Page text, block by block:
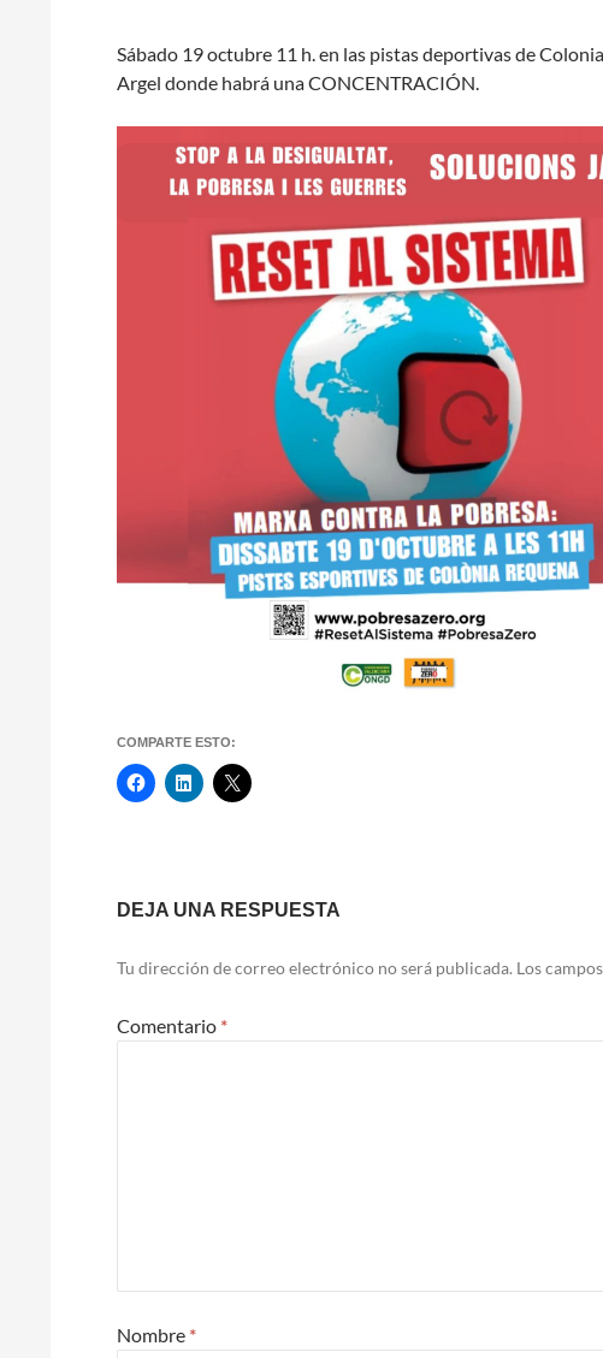
Sábado 19 octubre 11 h. en las pistas deportivas de
Argel donde habrá una CONCENTRACIÓN.
COMPARTE ESTO:
Navegación
de
DEJA UNA RESPUESTA
Tu dirección de correo electrónico no será publicada. Los
Comentario *
Nombre *